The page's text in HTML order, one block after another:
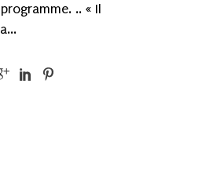
.. « Il